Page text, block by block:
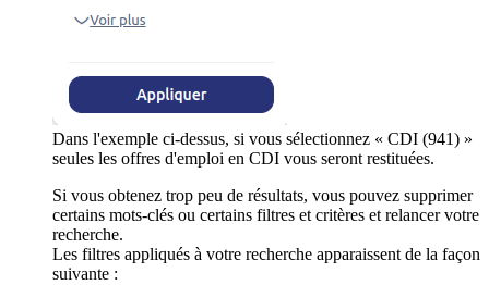
Dans l'exemple ci-dessus, si vous sélectionnez « CDI (941) »
seules les offres d'emploi en CDI vous seront restituées.
Si vous obtenez trop peu de résultats, vous pouvez supprimer
certains mots-clés ou certains filtres et critères et relancer votre
recherche.
Les filtres appliqués à votre recherche apparaissent de la façon
suivante :